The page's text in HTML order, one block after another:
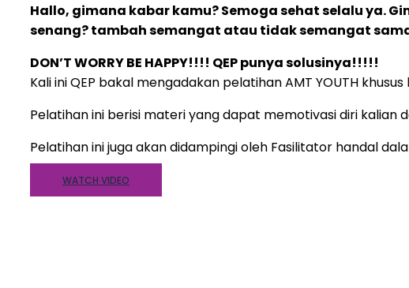
Hallo, gimana kabar kamu? Semoga sehat selalu ya.
senang? tambah semangat atau tidak semangat
DON’T WORRY BE HAPPY!!!! QEP punya solusinya!!!!!
Kali ini QEP bakal mengadakan pelatihan AMT YOUTH
Pelatihan ini berisi materi yang dapat memotivasi diri
Pelatihan ini juga akan didampingi oleh Fasilitator handal
WATCH VIDEO